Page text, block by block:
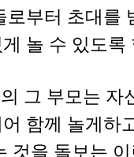
로부터 초대를
놀 수 있도록
그 부모는 자
함께 놀게하
것을 돌보는